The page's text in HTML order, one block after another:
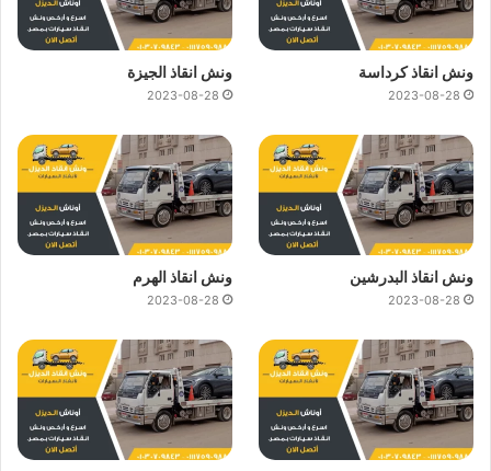
ونش انقاذ كرداسة
2023-08-28
ونش انقاذ الجيزة
2023-08-28
ونش انقاذ البدرشين
2023-08-28
ونش انقاذ الهرم
2023-08-28